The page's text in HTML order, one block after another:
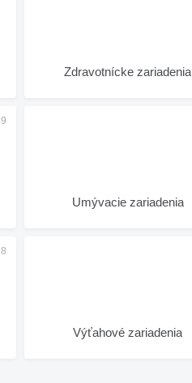
Zdravotnícke zariadenia
Umývacie zariadenia
Výťahové zariadenia